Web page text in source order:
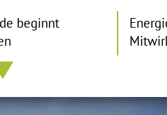
beginnt